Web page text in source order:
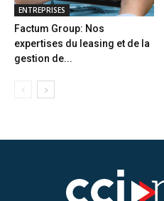
ENTREPRISES
Factum Group: Nos
expertises du leasing et de la
gestion de...